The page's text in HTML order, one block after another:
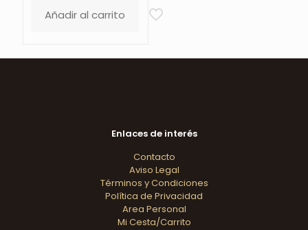
Añadir al carrito
Enlaces de interés
Contacto
Aviso Legal
Términos y Condiciones
Política de Privacidad
Area Personal
Mi Cesta/Carrito